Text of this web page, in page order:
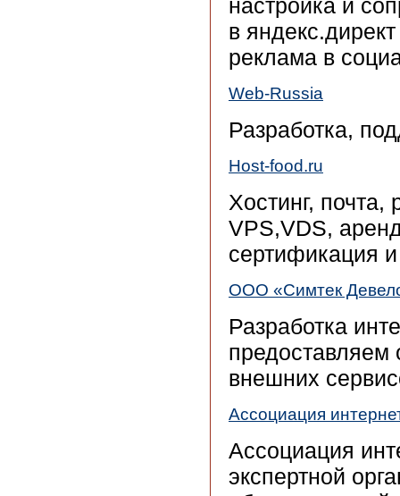
настройка и
в
реклама в
Web-Russia
Разработка,
Host-food.ru
Хостинг,
VPS,VDS,
сертификация
ООО «Симтек
Разработка
предоставляем
внешних
Ассоциация
Ассоциация
экспертной